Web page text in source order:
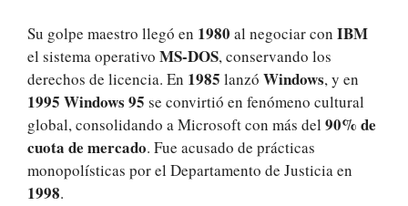
Su golpe maestro llegó en 1980 al negociar con IBM
el sistema operativo MS-DOS, conservando los
derechos de licencia. En 1985 lanzó Windows, y en
1995 Windows 95 se convirtió en fenómeno cultural
global, consolidando a Microsoft con más del 90% de
cuota de mercado. Fue acusado de prácticas
monopolísticas por el Departamento de Justicia en
1998.